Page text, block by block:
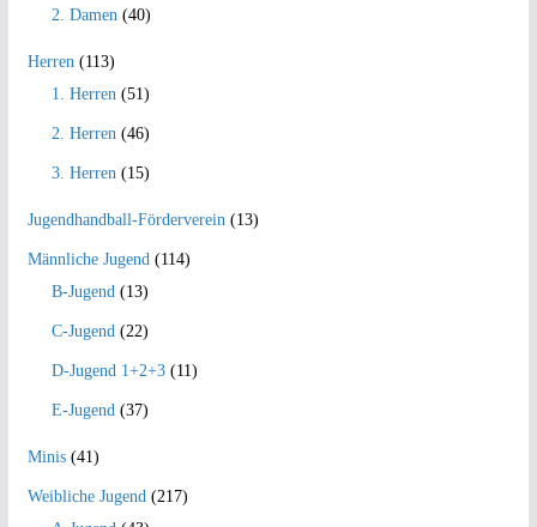
2. Damen (40)
Herren (113)
1. Herren (51)
2. Herren (46)
3. Herren (15)
Jugendhandball-Förderverein (13)
Männliche Jugend (114)
B-Jugend (13)
C-Jugend (22)
D-Jugend 1+2+3(11)
E-Jugend (37)
Minis(41)
Weibliche Jugend (217)